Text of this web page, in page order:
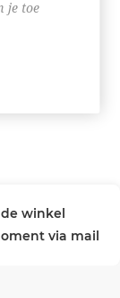
winkel
via mail
je toe